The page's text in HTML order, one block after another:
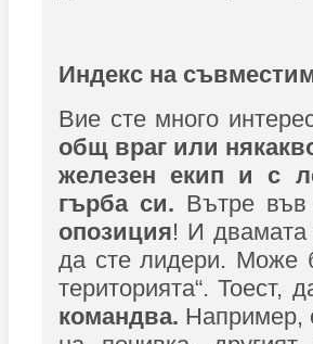
Индекс на
Вие сте много
общ враг или
железен екип и с
гърба си. Вътре
опозиция! И двамата
да сте лидери. Може
територията“. Тоест,
командва. Например,